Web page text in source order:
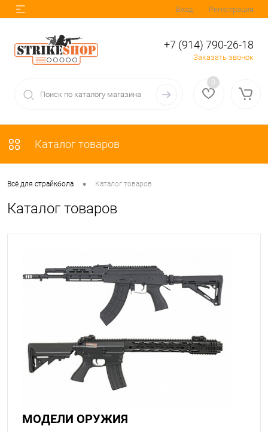
Вход Регистрация
+7 (914) 790-26-18
Заказать звонок
0
Каталог товаров
Всё для страйкбола • Каталог товаров
Каталог товаров
МОДЕЛИ ОРУЖИЯ